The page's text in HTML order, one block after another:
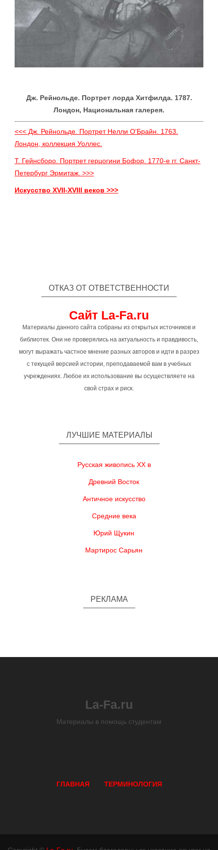
Дж. Рейнольде. Портрет лорда Хитфилда. 1787.
Лондон, Национальная галерея.
<<< Дж. Рейнольде. Портрет Нелли О'Брайн. 1763.
Лондон, коллекция Уоллес.
Т. Гейнсборо. Портрет герцогини Бофор. 1770-е гг. Санкт-
Петербург Эрмитаж. >>>
Искусство XVII-XVIII веков >>>
ОТКАЗ ОТ ОТВЕТСТВЕННОСТИ
Сайт La-Fa.ru
Материалы данного сайта собраны из открытых источников и
библиотек. Они не проверялись на актуальность и правдивость,
могут выражать частное мнение разных авторов и идти в разрез
с текущей версией истории, преподаваемой вам в учебных
учреждениях. Любое их использование вы осуществляете на
свой страх и риск.
ЛУЧШИЕ МАТЕРИАЛЫ
Русская живопись XX в
Древний Восток
Античное искусство
Средние века
Юрий Щукин
Мартирос Сарьян
РЕКЛАМА
La-Fa.ru
Материалы в помощь студентам
ГЛАВНАЯ ТЕРМИНОЛОГИЯ